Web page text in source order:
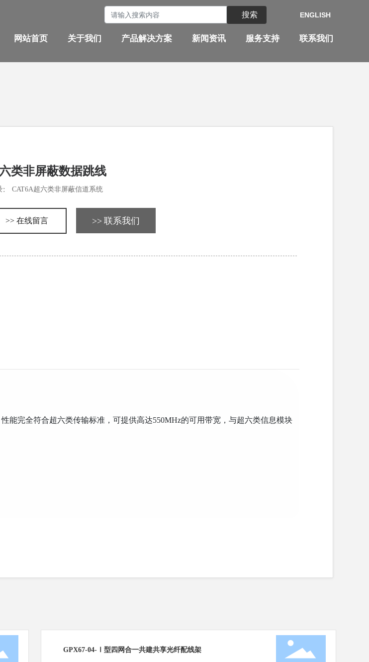
搜索 ENGLISH
网站首页 关于我们 产品解决方案 新闻资讯 服务支持 联系我们
类非屏蔽数据跳线
: CAT6A超六类非屏蔽信道系统
>> 在线留言 >> 联系我们
能完全符合超六类传输标准，可提供高达550MHz的可用带宽，与超六类信息模块
GPX67-04-Ⅰ型四网合一共建共享光纤配线架